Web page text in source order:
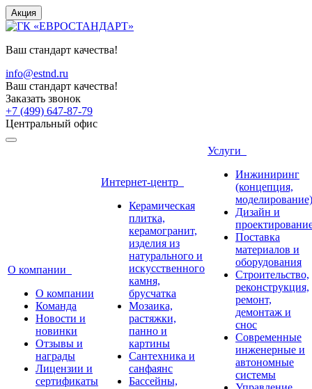
Акция
Ваш стандарт качества!
info@estnd.ru
Ваш стандарт качества!
Заказать звонок
+7 (499) 647-87-79
Центральный офис
О компании
О компании
Команда
Новости и
новинки
Отзывы и
награды
Лицензии и
сертификаты
Интернет-центр
Керамическая
плитка,
керамогранит,
изделия из
натурального и
искусственного
камня,
брусчатка
Мозаика,
растяжки,
панно и
картины
Сантехника и
санфаянс
Бассейны,
Услуги
Инжиниринг
(концепция,
моделирование)
Дизайн и
Поставка
материалов и
оборудования
Строительство,
реконструкция,
ремонт,
демонтаж и
снос
Современные
инженерные и
автономные
системы